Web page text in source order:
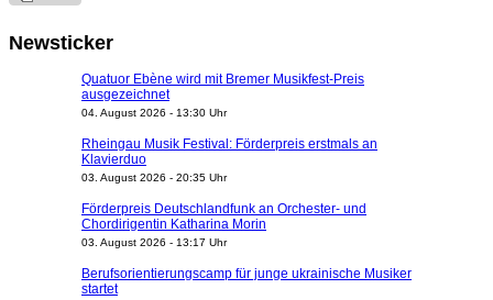
Newsticker
Quatuor Ebène wird mit Bremer Musikfest-Preis
ausgezeichnet
04. August 2026 - 13:30 Uhr
Rheingau Musik Festival: Förderpreis erstmals an
Klavierduo
03. August 2026 - 20:35 Uhr
Förderpreis Deutschlandfunk an Orchester- und
Chordirigentin Katharina Morin
03. August 2026 - 13:17 Uhr
Berufsorientierungscamp für junge ukrainische Musiker
startet